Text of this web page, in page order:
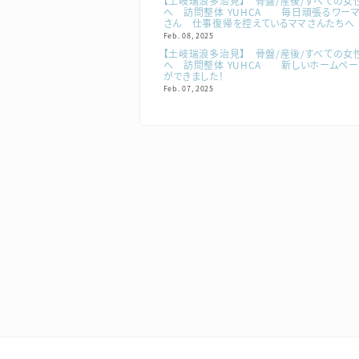
へ 訪問整体 YUHCA 毎日頑張るワー
さん 仕事復帰を控えているママさんたちへ
Feb. 08, 2025
【土岐瑞浪多治見】 骨盤/産後/すべての女
へ 訪問整体 YUHCA 新しいホームペー
ができました！
Feb. 07, 2025